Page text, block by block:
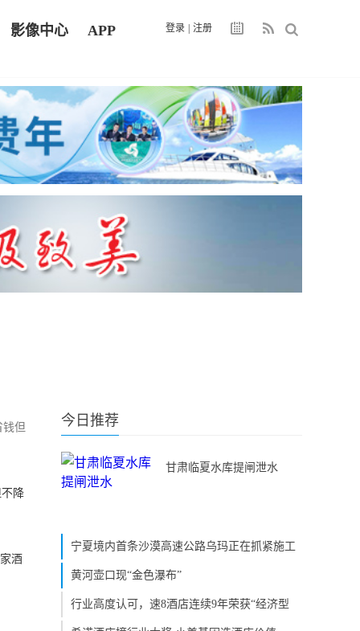
登录 注册
影像中心 APP
钱但
降
酒
今日推荐
甘肃临夏水库提闸泄水
宁夏境内首条沙漠高速公路乌玛正在抓紧施工
黄河壶口现“金色瀑布”
行业高度认可，速8酒店连续9年荣获“经济型